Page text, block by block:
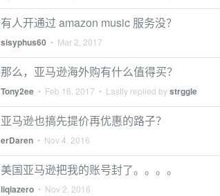
有人开通过 amazon music 服务没？
sisyphus60 • Mar 2, 2017
那么，亚马逊海外购有什么值得买？
Tony2ee • Feb 16, 2017 • Lastly replied bystrggle
亚马逊也搞先提价再优惠的路子？
erDaren • Nov 4, 2016
美国亚马逊把我的账号封了。。。。
liqiazero • Nov 2, 2016